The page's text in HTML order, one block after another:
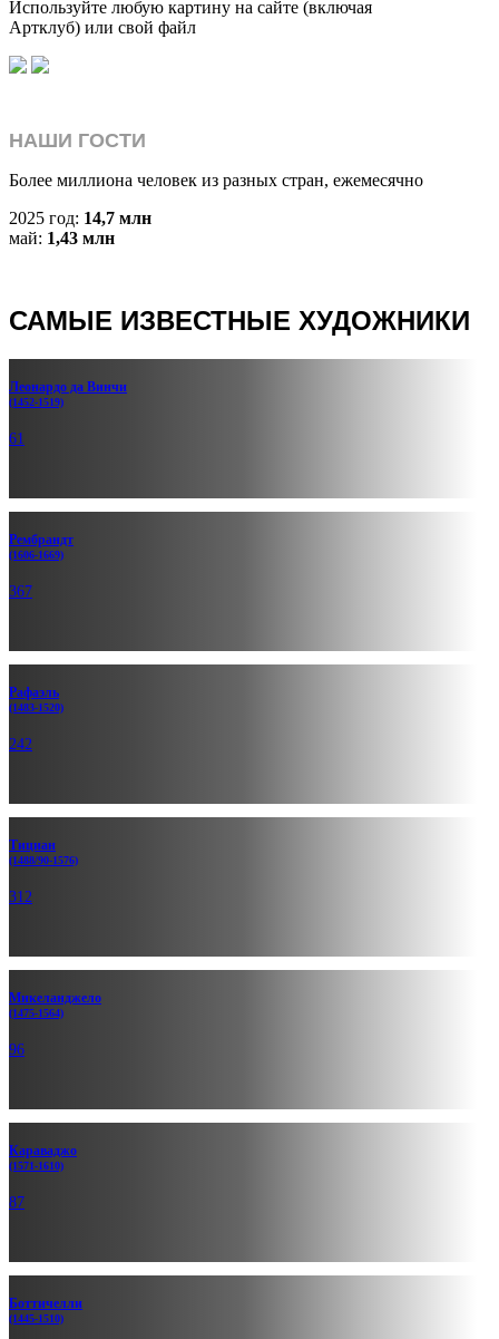
Используйте любую картину на сайте (включая
Артклуб) или свой файл
НАШИ ГОСТИ
Более миллиона человек из разных стран, ежемесячно
2025 год: 14,7 млн
май: 1,43 млн
САМЫЕ ИЗВЕСТНЫЕ ХУДОЖНИКИ
Леонардо да Винчи
(1452-1519)
61
Рембрандт
(1606-1669)
367
Рафаэль
(1483-1520)
242
Тициан
(1488/90-1576)
312
Микеланд­жело
(1475-1564)
96
Караваджо
(1571-1610)
87
Боттиче­лли
(1445-1510)